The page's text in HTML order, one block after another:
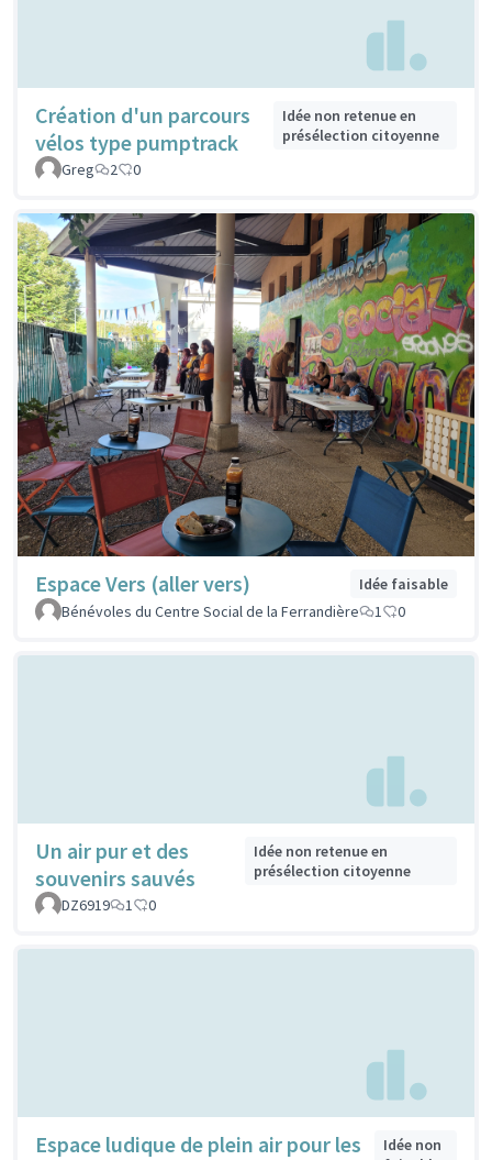
Création d'un parcours
vélos type pumptrack
Idée non retenue en
présélection citoyenne
Greg
2 0
Espace Vers (aller vers)
Idée faisable
Bénévoles du Centre Social de la Ferrandière
1 0
Un air pur et des
souvenirs sauvés
Idée non retenue en
présélection citoyenne
DZ6919
1 0
Espace ludique de plein air pour les
Idée non